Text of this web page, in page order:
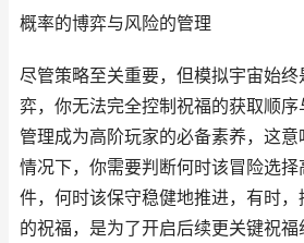
概率的博弈与风险的管理
尽管策略至关重要，但模拟宇宙始
弈，你无法完全控制祝福的获取顺
管理成为高阶玩家的必备素养，这
情况下，你需要判断何时该冒险选
件，何时该保守稳健地推进，有时
的祝福，是为了开启后续更关键祝